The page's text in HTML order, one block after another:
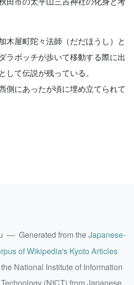
木屋町陀々法師（だだほうし）と
ラボッチが歩いて移動する際に出
て伝説が残っている。
側にあったが頃に埋め立てられて
— Generated from theJapanese-
of Wikipedia's Kyoto Articles
National Institute of Information